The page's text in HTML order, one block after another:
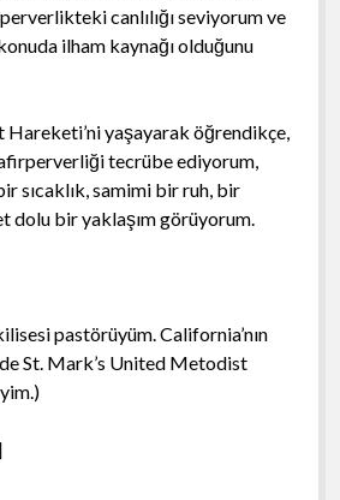
canlılığı seviyorum ve
ilham kaynağı olduğunu
Hareketi’ni yaşayarak öğrendikçe,
tecrübe ediyorum,
sıcaklık, samimi bir ruh, bir
dolu bir yaklaşım görüyorum.
pastörüyüm. California’nın
St. Mark’s United Metodist